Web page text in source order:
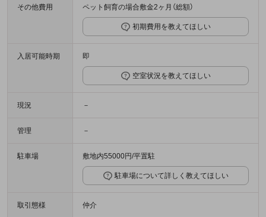
その他費用 ペット飼育の場合敷金2ヶ月（総額）
初期費用を教えてほしい
入居可能時期 即
空室状況を教えてほしい
現況 －
管理 －
駐車場 敷地内55000円/平置駐
駐車場について詳しく教えてほしい
取引態様 仲介